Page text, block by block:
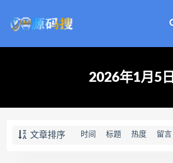
2026年1月5日
文章排序 时间 标题 热度 留言